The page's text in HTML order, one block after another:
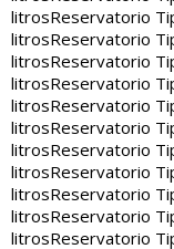
litrosReservatorio
litrosReservatorio
litrosReservatorio
litrosReservatorio
litrosReservatorio
litrosReservatorio
litrosReservatorio
litrosReservatorio
litrosReservatorio
litrosReservatorio
litrosReservatorio